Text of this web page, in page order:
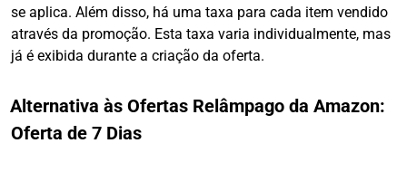
se aplica. Além disso, há uma taxa para cada item vendido
através da promoção. Esta taxa varia individualmente, mas
já é exibida durante a criação da oferta.
Alternativa às Ofertas Relâmpago da Amazon:
Oferta de 7 Dias